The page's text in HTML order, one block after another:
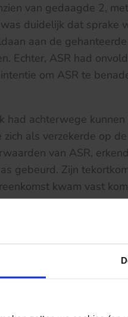
van gedaagde 2,
duidelijk dat sprake
aan de
Echter, ASR had
om ASR te
had achterwege
zich als verzekerde op
van ASR,
gebeurd. Zijn
kwam vast
door ASR in verband
hoefde te maken van
het adres van
recht had uitkering.